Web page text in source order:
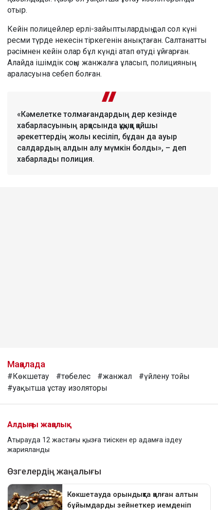
отыр.
Кейін полицейлер ерлі-зайыптылардың дәл сол күні
ресми түрде некесін тіркегенін анықтаған. Салтанатты
рәсімнен кейін олар бұл күнді атап өтуді ұйғарған.
Алайда ішімдік соңы жанжалға ұласып, полицияның
араласуына себеп болған.
«Кәмелетке толмағандардың дер кезінде
хабарласуының арқасында құқыққа қайшы
әрекеттердің жолы кесіліп, бұдан да ауыр
салдардың алдын алу мүмкін болды», – деп
хабарлады полиция.
Мақалада
#Көкшетау #төбелес #жанжал
#үйлену тойы
#уақытша ұстау изоляторы
Алдыңғы жаңалық
Атырауда 12 жастағы қызға тиіскен ер адамға іздеу
жарияланды